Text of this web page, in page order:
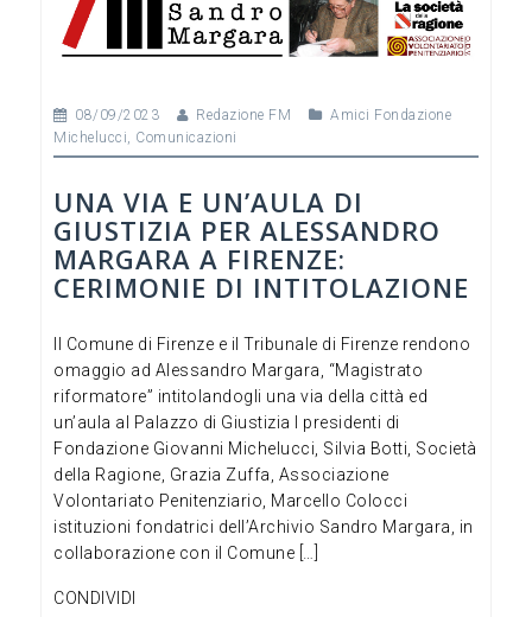
08/09/2023 Redazione FM
Amici Fondazione
Michelucci, Comunicazioni
UNA VIA E UN’AULA DI
GIUSTIZIA PER ALESSANDRO
MARGARA A FIRENZE:
CERIMONIE DI INTITOLAZIONE
Il Comune di Firenze e il Tribunale di Firenze rendono
omaggio ad Alessandro Margara, “Magistrato
riformatore” intitolandogli una via della città ed
un’aula al Palazzo di Giustizia I presidenti di
Fondazione Giovanni Michelucci, Silvia Botti, Società
della Ragione, Grazia Zuffa, Associazione
Volontariato Penitenziario, Marcello Colocci
istituzioni fondatrici dell’Archivio Sandro Margara, in
collaborazione con il Comune […]
CONDIVIDI